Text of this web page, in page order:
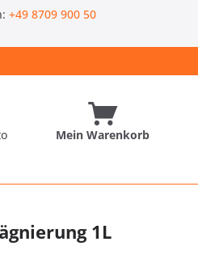
+49 8709 900 50
Mein Warenkorb
1L